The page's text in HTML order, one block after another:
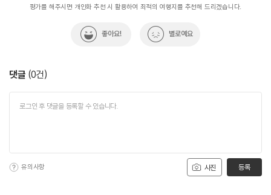
평가를 해주시면 개인화 추천 시 활용하여 최적의 여행지를 추천해 드리겠습니다.
좋아요! 별로예요
댓글 (0건)
사진
유의사항 등록